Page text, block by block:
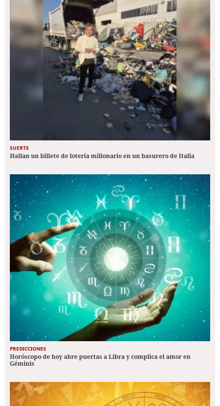
SUERTE
Hallan un billete de lotería millonario en un basurero de Italia
PREDICCIONES
Horóscopo de hoy abre puertas a Libra y complica el amor en
Géminis